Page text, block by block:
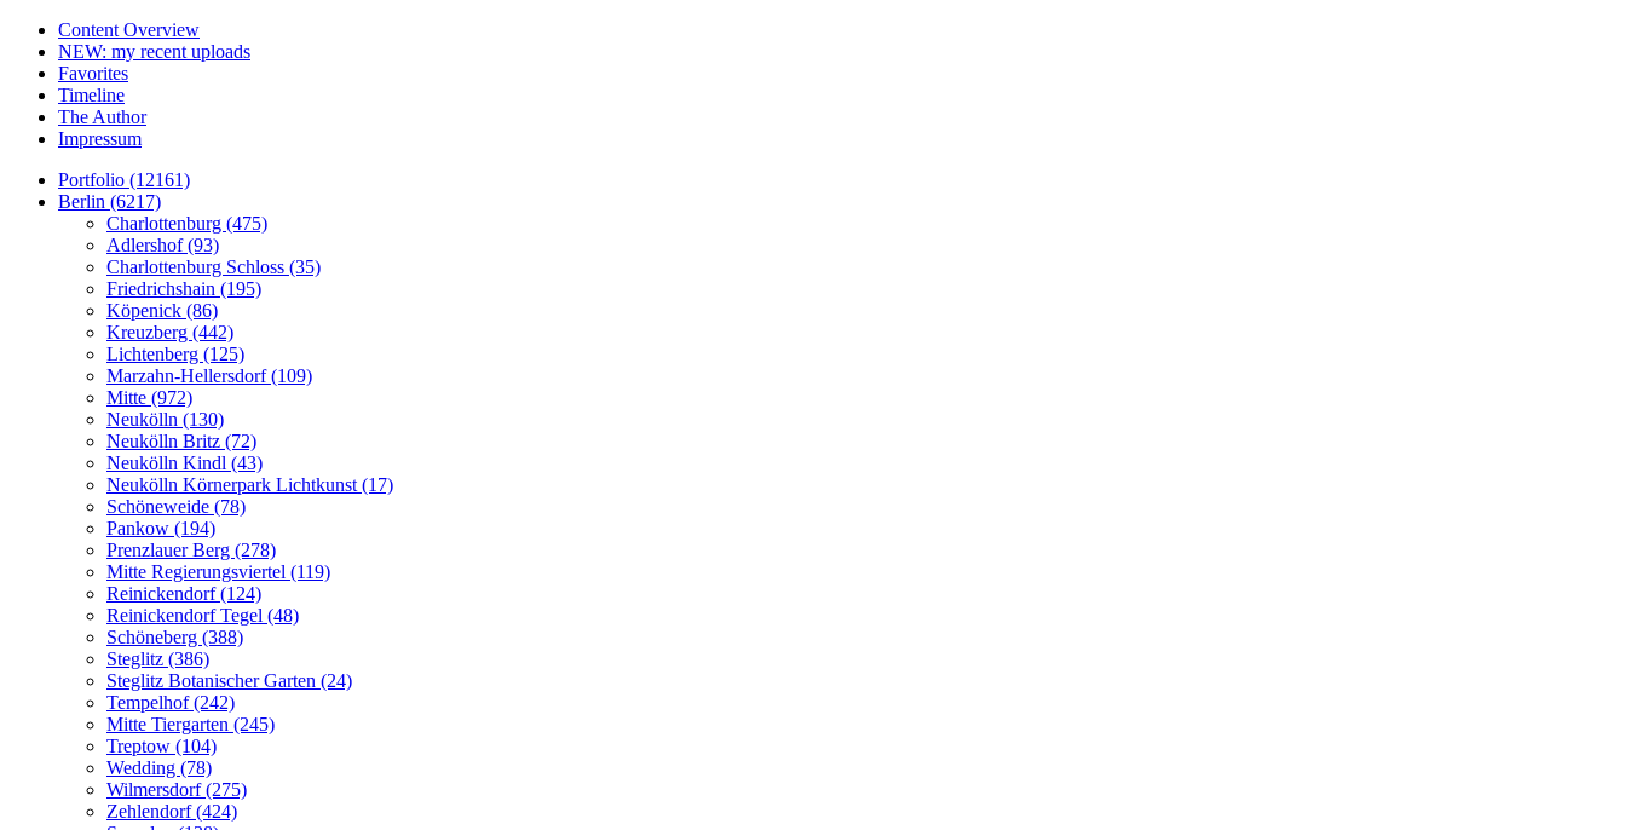
Content Overview
NEW: my recent uploads
Favorites
Timeline
The Author
Impressum
Portfolio (12161)
Berlin (6217)
Charlottenburg (475)
Adlershof (93)
Charlottenburg Schloss (35)
Friedrichshain (195)
Köpenick (86)
Kreuzberg (442)
Lichtenberg (125)
Marzahn-Hellersdorf (109)
Mitte (972)
Neukölln (130)
Neukölln Britz (72)
Neukölln Kindl (43)
Neukölln Körnerpark Lichtkunst (17)
Schöneweide (78)
Pankow (194)
Prenzlauer Berg (278)
Mitte Regierungsviertel (119)
Reinickendorf (124)
Reinickendorf Tegel (48)
Schöneberg (388)
Steglitz (386)
Steglitz Botanischer Garten (24)
Tempelhof (242)
Mitte Tiergarten (245)
Treptow (104)
Wedding (78)
Wilmersdorf (275)
Zehlendorf (424)